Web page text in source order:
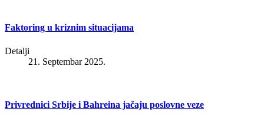
Faktoring u kriznim situacijama
Detalji
21. Septembar 2025.
Privrednici Srbije i Bahreina jačaju poslovne veze